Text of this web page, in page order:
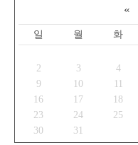
«
일 월 화
2
3 4
9
10 11
16
17 18
23
24 25
30
31